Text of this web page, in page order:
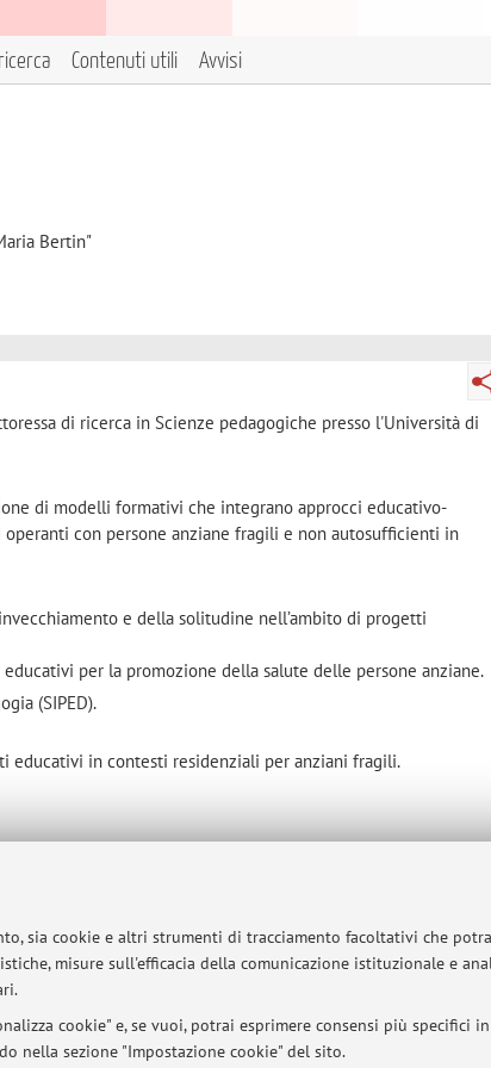
sia cookie e altri strumenti di tracciamento facoltativi che
misure sull'efficacia della comunicazione istituzionale e
cookie" e, se vuoi, potrai esprimere consensi più specifici
nella sezione "Impostazione cookie" del sito.
Contenuti utili Avvisi
Bertin"
di ricerca in Scienze pedagogiche presso l'Università di
di modelli formativi che integrano approcci educativo-
con persone anziane fragili e non autosufficienti in
e della solitudine nell’ambito di progetti
per la promozione della salute delle persone anziane.
(SIPED).
educativi in contesti residenziali per anziani fragili.
Bertin"